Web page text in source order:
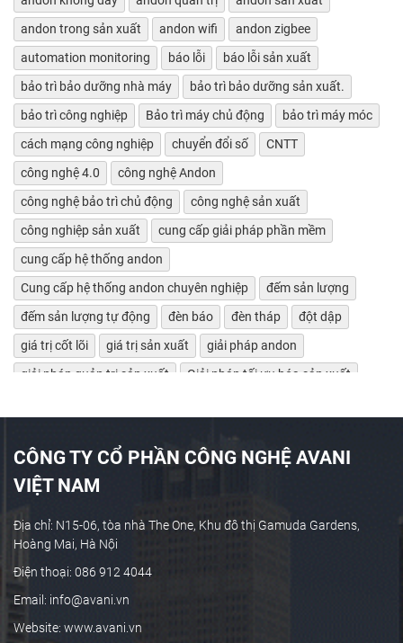
andon trong sản xuất
andon wifi
andon zigbee
automation monitoring
báo lỗi
báo lỗi sản xuất
bảo trì bảo dưỡng nhà máy
bảo trì bảo dưỡng sản xuất.
bảo trì công nghiệp
Bảo trì máy chủ động
bảo trì máy móc
cách mạng công nghiệp
chuyển đổi số
CNTT
công nghệ 4.0
công nghệ Andon
công nghệ bảo trì chủ động
công nghệ sản xuất
công nghiệp sản xuất
cung cấp giải pháp phần mềm
cung cấp hệ thống andon
Cung cấp hệ thống andon chuyên nghiệp
đếm sản lượng
đếm sản lượng tự động
đèn báo đèn tháp
đột dập
giá trị cốt lõi
giá trị sản xuất
giải pháp andon
giải pháp quản trị sản xuất
Giải pháp tối ưu hóa sản xuất
giám sát máy CNC
giám sát máy công cụ
giám sát máy tự động
giám sát sản xuất
Giám sát sản xuất công nghiệp
giám sát sản xuất thời gian thực
Giám sát theo thời gian thực
Giám sát và cảnh báo chủ động
giám sát và cảnh báo tự động
CÔNG TY CỔ PHẦN CÔNG NGHỆ AVANI
VIỆT NAM
Địa chỉ: N15-06, tòa nhà The One, Khu đô thị Gamuda Gardens,
Hoàng Mai, Hà Nội
Điện thoại: 086 912 4044
Email: info@avani.vn
Website: www.avani.vn